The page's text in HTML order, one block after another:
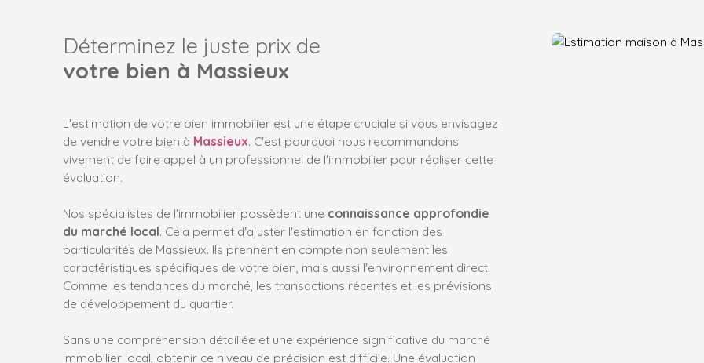
Déterminez le juste prix de
votre bien à Massieux
L'estimation de votre bien immobilier est une étape cruciale si vous envisagez
de vendre votre bien à Massieux. C'est pourquoi nous recommandons
vivement de faire appel à un professionnel de l'immobilier pour réaliser cette
évaluation.
Nos spécialistes de l'immobilier possèdent une connaissance approfondie
du marché local. Cela permet d'ajuster l'estimation en fonction des
particularités de Massieux. Ils prennent en compte non seulement les
caractéristiques spécifiques de votre bien, mais aussi l'environnement direct.
Comme les tendances du marché, les transactions récentes et les prévisions
de développement du quartier.
Sans une compréhension détaillée et une expérience significative du marché
immobilier local, obtenir ce niveau de précision est difficile. Une évaluation